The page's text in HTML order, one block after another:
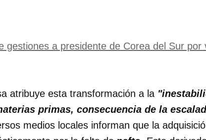
gestiones a presidente de Corea del Sur por
atribuye esta transformación a la
primas, consecuencia de la
medios locales informan que la